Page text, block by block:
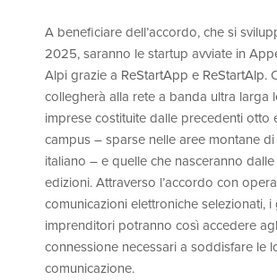
A beneficiare dell’accordo, che si
2025, saranno le startup avviate in
Alpi grazie a ReStartApp e ReStartAlp.
collegherà alla rete a banda ultra larga
imprese costituite dalle precedenti otto
campus – sparse nelle aree montane
italiano – e quelle che nasceranno
edizioni. Attraverso l’accordo con
comunicazioni elettroniche selezionati, i
imprenditori potranno così accedere
connessione necessari a soddisfare le
comunicazione.